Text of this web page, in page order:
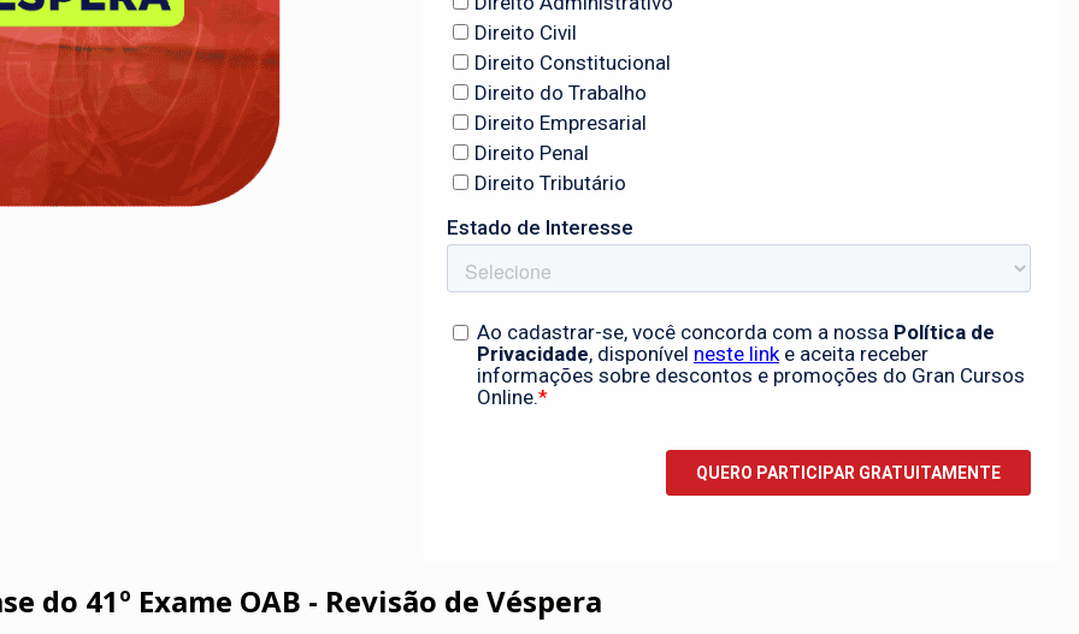
do 41º Exame OAB - Revisão de Véspera